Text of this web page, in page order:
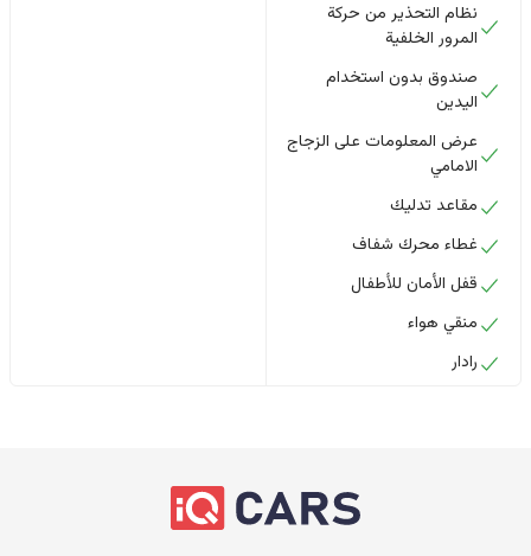
نظام التحذير من حركة
المرور الخلفية
صندوق بدون استخدام
اليدين
عرض المعلومات على الزجاج
الامامي
مقاعد تدليك
غطاء محرك شفاف
قفل الأمان للأطفال
منقي هواء
رادار